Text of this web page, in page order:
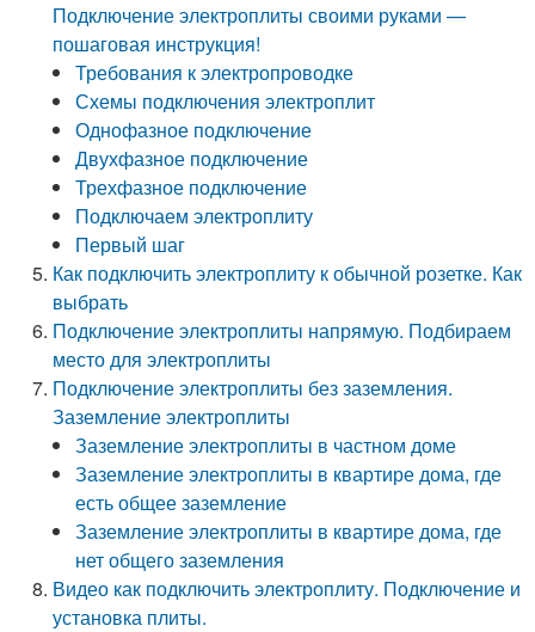
Подключение электроплиты своими руками —
пошаговая инструкция!
Требования к электропроводке
Схемы подключения электроплит
Однофазное подключение
Двухфазное подключение
Трехфазное подключение
Подключаем электроплиту
Первый шаг
Как подключить электроплиту к обычной розетке. Как
выбрать
Подключение электроплиты напрямую. Подбираем
место для электроплиты
Подключение электроплиты без заземления.
Заземление электроплиты
Заземление электроплиты в частном доме
Заземление электроплиты в квартире дома, где
есть общее заземление
Заземление электроплиты в квартире дома, где
нет общего заземления
Видео как подключить электроплиту. Подключение и
установка плиты.